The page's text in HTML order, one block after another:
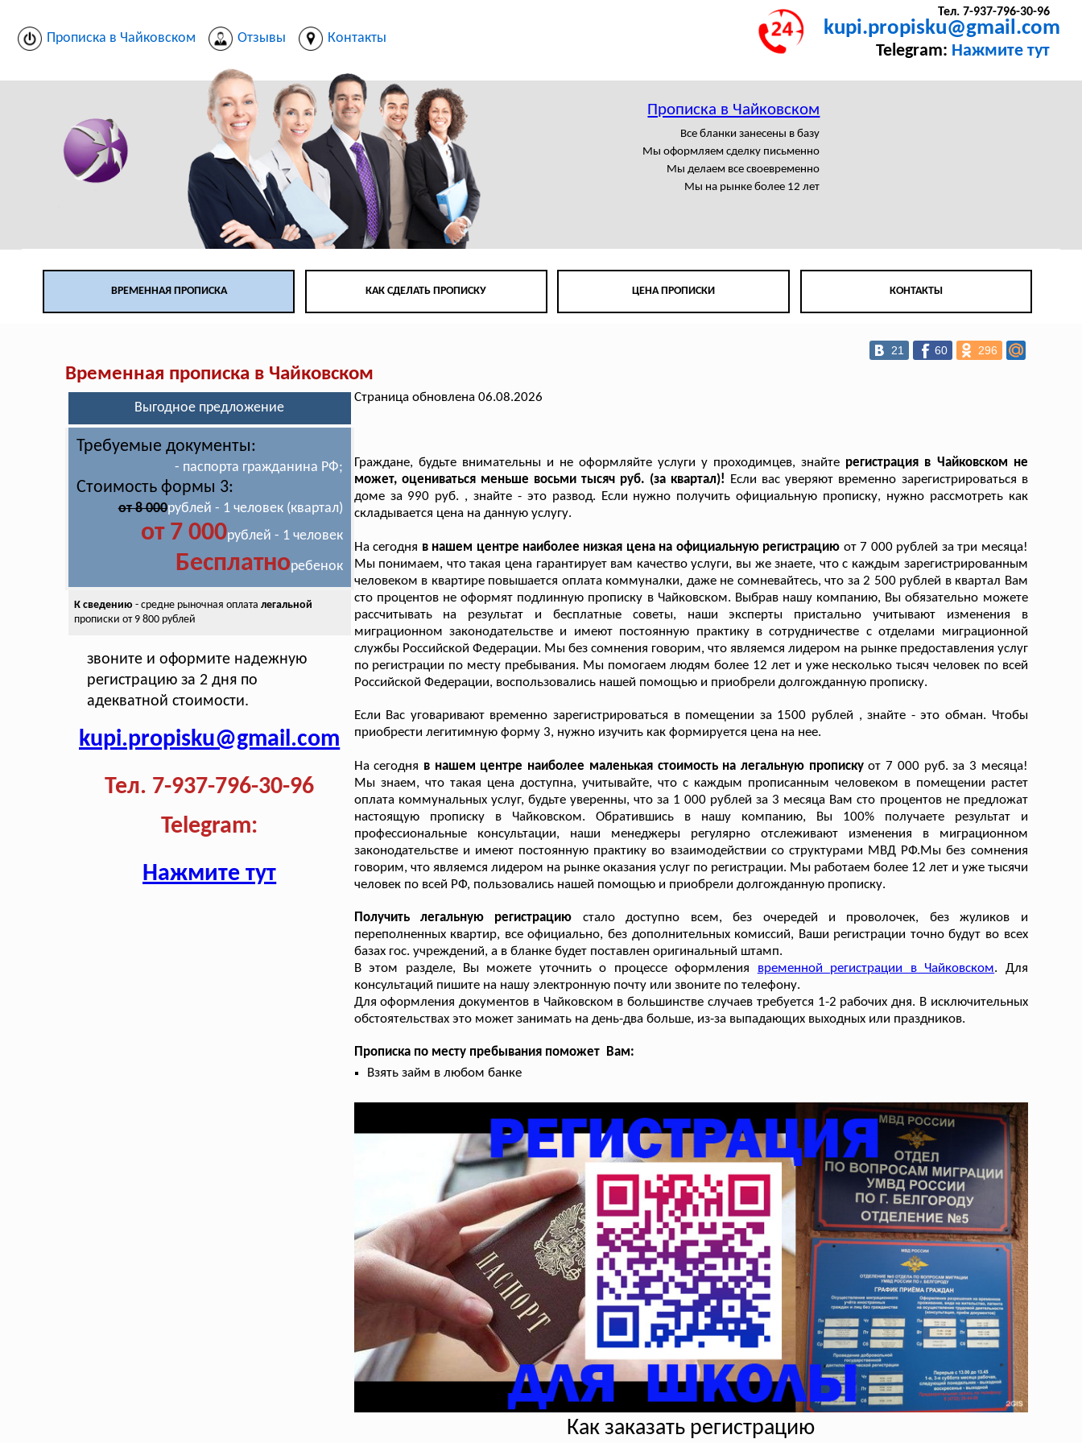
Прописка в Чайковском Отзывы Контакты
Тел. 7-937-796-30-96
kupi.propisku@gmail.com
Telegram: Нажмите тут
Прописка в Чайковском
Все бланки занесены в базу
Мы оформляем сделку письменно
Мы делаем все своевременно
Мы на рынке более 12 лет
ВРЕМЕННАЯ ПРОПИСКА КАК СДЕЛАТЬ ПРОПИСКУ ЦЕНА ПРОПИСКИ КОНТАКТЫ
21 60 296
Временная прописка в Чайковском
Выгодное предложение
Требуемые документы:
- паспорта гражданина РФ;
Стоимость формы 3:
от 8 000рублей - 1 человек (квартал)
от 7 000рублей - 1 человек
Бесплатноребенок
К сведению - средне рыночная оплата легальной
прописки от 9 800 рублей
звоните и оформите надежную
регистрацию за 2 дня по
адекватной стоимости.
kupi.propisku@gmail.com
Тел. 7-937-796-30-96
Telegram:
Нажмите тут
Страница обновлена 06.08.2026
Граждане, будьте внимательны и не оформляйте услуги у проходимцев, знайте регистрация в Чайковском не
может, оцениваться меньше восьми тысяч руб. (за квартал)! Если вас уверяют временно зарегистрироваться в
доме за 990 руб. , знайте - это развод. Если нужно получить официальную прописку, нужно рассмотреть как
складывается цена на данную услугу.
На сегодня в нашем центре наиболее низкая цена на официальную регистрацию от 7 000 рублей за три месяца!
Мы понимаем, что такая цена гарантирует вам качество услуги, вы же знаете, что с каждым зарегистрированным
человеком в квартире повышается оплата коммуналки, даже не сомневайтесь, что за 2 500 рублей в квартал Вам
сто процентов не оформят подлинную прописку в Чайковском. Выбрав нашу компанию, Вы обязательно можете
рассчитывать на результат и бесплатные советы, наши эксперты пристально учитывают изменения в
миграционном законодательстве и имеют постоянную практику в сотрудничестве с отделами миграционной
службы Российской Федерации. Мы без сомнения говорим, что являемся лидером на рынке предоставления услуг
по регистрации по месту пребывания. Мы помогаем людям более 12 лет и уже несколько тысяч человек по всей
Российской Федерации, воспользовались нашей помощью и приобрели долгожданную прописку.
Если Вас уговаривают временно зарегистрироваться в помещении за 1500 рублей , знайте - это обман. Чтобы
приобрести легитимную форму 3, нужно изучить как формируется цена на нее.
На сегодня в нашем центре наиболее маленькая стоимость на легальную пропискуот 7 000 руб. за 3 месяца!
Мы знаем, что такая цена доступна, учитывайте, что с каждым прописанным человеком в помещении растет
оплата коммунальных услуг, будьте уверенны, что за 1 000 рублей за 3 месяца Вам сто процентов не предложат
настоящую прописку в Чайковском. Обратившись в нашу компанию, Вы 100% получаете результат и
профессиональные консультации, наши менеджеры регулярно отслеживают изменения в миграционном
законодательстве и имеют постоянную практику во взаимодействии со структурами МВД РФ.Мы без сомнения
говорим, что являемся лидером на рынке оказания услуг по регистрации. Мы работаем более 12 лет и уже тысячи
человек по всей РФ, пользовались нашей помощью и приобрели долгожданную прописку.
Получить легальную регистрацию стало доступно всем, без очередей и проволочек, без жуликов и
переполненных квартир, все официально, без дополнительных комиссий, Ваши регистрации точно будут во всех
базах гос. учреждений, а в бланке будет поставлен оригинальный штамп.
В этом разделе, Вы можете уточнить о процессе оформления временной регистрации в Чайковском. Для
консультаций пишите на нашу электронную почту или звоните по телефону.
Для оформления документов в Чайковском в большинстве случаев требуется 1-2 рабочих дня. В исключительных
обстоятельствах это может занимать на день-два больше, из-за выпадающих выходных или праздников.
Прописка по месту пребывания поможет Вам:
Взять займ в любом банке
Как заказать регистрацию